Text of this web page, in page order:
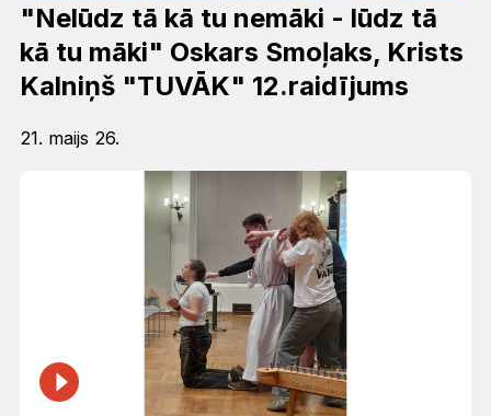
"Nelūdz tā kā tu nemāki - lūdz tā
kā tu māki" Oskars Smoļaks, Krists
Kalniņš "TUVĀK" 12.raidījums
21. maijs 26.